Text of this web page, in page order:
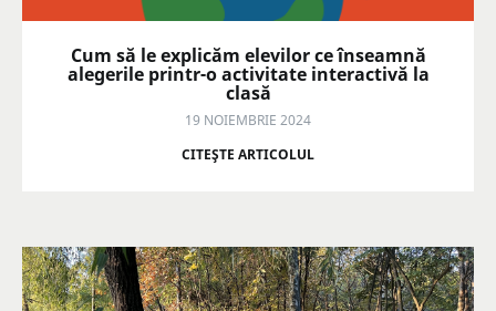
Cum să le explicăm elevilor ce înseamnă
alegerile printr-o activitate interactivă la
clasă
19 NOIEMBRIE 2024
CITEŞTE ARTICOLUL